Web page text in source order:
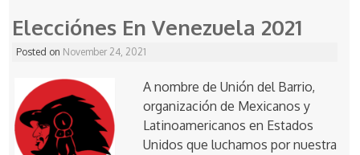
Elecciónes En Venezuela 2021
Posted on November 24, 2021
A nombre de Unión del Barrio,
organización de Mexicanos y
Latinoamericanos en Estados
Unidos que luchamos por nuestra